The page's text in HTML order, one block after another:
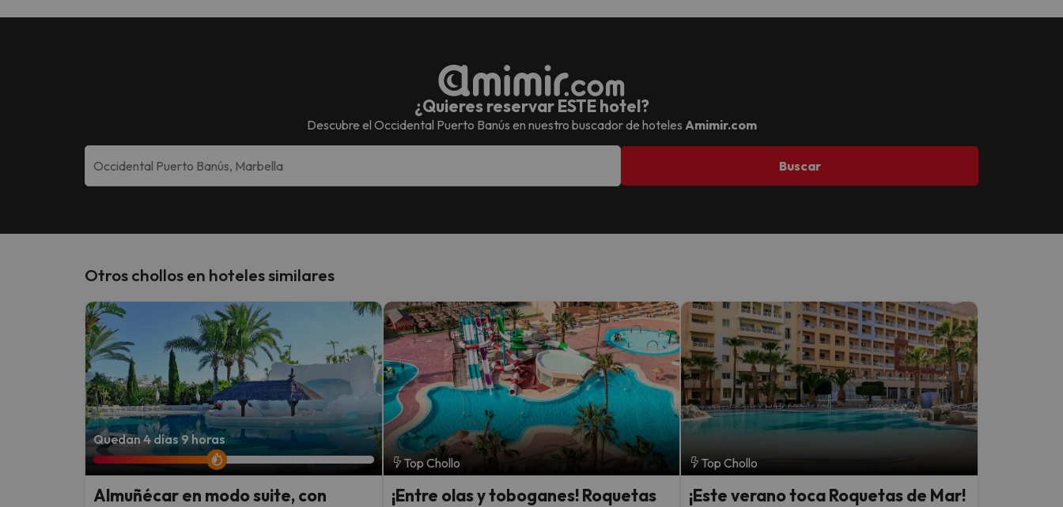
¿Quieres reservar ESTE hotel?
Descubre el Occidental Puerto Banús en nuestro buscador de hoteles Amimir.com
Buscar
Otros chollos en hoteles similares
Quedan 4 días 9 horas
Almuñécar en modo suite, con
Top Chollo
¡Entre olas y toboganes! Roquetas
Top Chollo
¡Este verano toca Roquetas de Mar!